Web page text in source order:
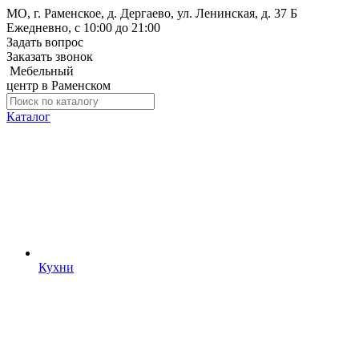
МО, г. Раменское, д. Дергаево, ул. Ленинская, д. 37 Б
Ежедневно, с 10:00 до 21:00
Задать вопрос
Заказать звонок
Мебельный
центр в Раменском
Каталог
Кухни